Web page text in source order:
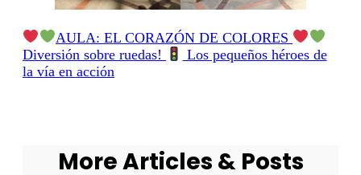
AULA: EL CORAZÓN DE COLORES
Diversión sobre ruedas!
Los pequeños héroes de
la vía en acción
More Articles & Posts